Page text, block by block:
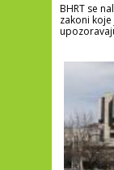
BHRT se
zakoni